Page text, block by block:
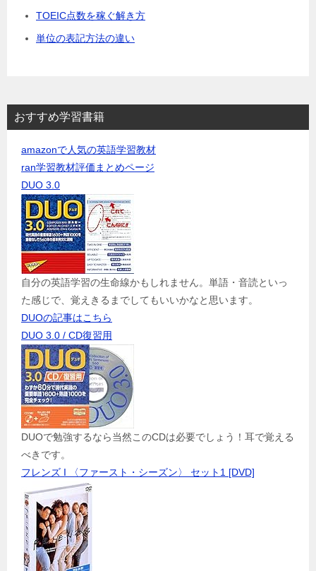
TOEIC点数を稼ぐ解き方
単位の表記方法の違い
おすすめ学習書籍
amazonで人気の英語学習教材
ran学習教材評価まとめページ
DUO 3.0
自分の英語学習の生命線かもしれません。単語・音読といっ
た感じで、覚えきるまでしてもいいかなと思います。
DUOの記事はこちら
DUO 3.0 / CD復習用
DUOで勉強するなら当然このCDは必要でしょう！耳で覚える
べきです。
フレンズ I 〈ファースト・シーズン〉 セット1 [DVD]